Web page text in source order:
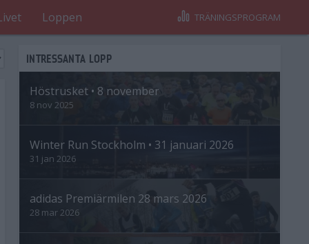
Loppen TRÄNINGSPROGRAM
INTRESSANTA LOPP
Höstrusket • 8 november
8 nov 2025
Winter Run Stockholm • 31 januari 2026
31 jan 2026
adidas Premiärmilen 28 mars 2026
28 mar 2026